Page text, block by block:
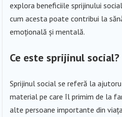
explora beneficiile sprijinului
cum acesta poate contribui la
emoțională și mentală.
Ce este sprijinul social?
Sprijinul social se referă la
material pe care îl primim de la
alte persoane importante din